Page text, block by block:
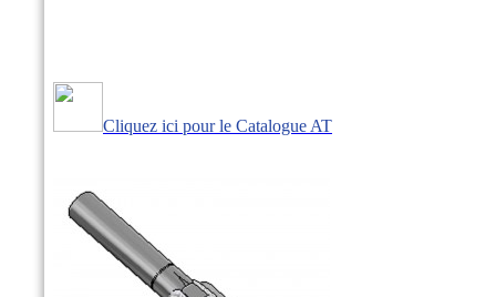
Cliquez ici pour le Catalogue AT